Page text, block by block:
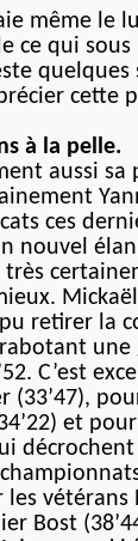
même le
ce qui
cette
à la pelle.
aussi sa
ces
nouvel
très
retirer la
une
C’est
(33’47),
et
vétérans
Bost